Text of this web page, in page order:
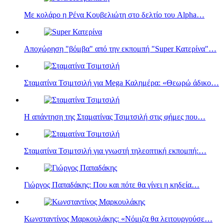
Με κολάρο η Ρένα Κουβελιώτη στο δελτίο του Alpha…
Αποχώρηση "βόμβα" από την εκπομπή "Super Κατερίνα"…
Σταματίνα Τσιμτσιλή για Mega Καλημέρα: «Θεωρώ άδικο…
Η απάντηση της Σταματίνας Τσιμτσιλή στις φήμες που…
Σταματίνα Τσιμτσιλή για γνωστή τηλεοπτική εκπομπή:…
Γιώργος Παπαδάκης: Που και πότε θα γίνει η κηδεία…
Κωνσταντίνος Μαρκουλάκης: «Νόμιζα θα λειτουργούσε…